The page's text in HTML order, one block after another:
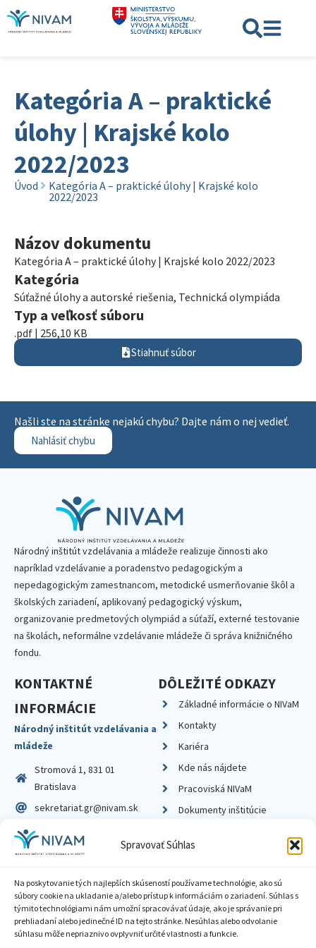
Spravovať Súhlas
Na poskytovanie tých najlepších skúseností používame technológie, ako sú
súbory cookie na ukladanie a/alebo prístup k informáciám o zariadení. Súhlas s
týmito technológiami nám umožní spracovávať údaje, ako je správanie pri
prehliadaní alebo jedinečné ID na tejto stránke. Nesúhlas alebo odvolanie
súhlasu môže nepriaznivo ovplyvniť určité vlastnosti a funkcie.
Kategória A – praktické
úlohy | Krajské kolo
2022/2023
Úvod
Kategória A – praktické úlohy | Krajské kolo
2022/2023
Názov dokumentu
Kategória A – praktické úlohy | Krajské kolo 2022/2023
Kategória
Súťažné úlohy a autorské riešenia, Technická olympiáda
Typ a veľkosť súboru
.pdf | 256,10 KB
Stiahnuť súbor
Našli ste na stránke nejakú chybu? Dajte nám o nej vedieť.
Nahlásiť chybu
Národný inštitút vzdelávania a mládeže realizuje činnosti ako
napríklad vzdelávanie a poradenstvo pedagogickým a
nepedagogickým zamestnancom, metodické usmerňovanie škôl a
školských zariadení, aplikovaný pedagogický výskum,
organizovanie predmetových olympiád a súťaží, externé testovanie
na školách, neformálne vzdelávanie mládeže či správa knižničného
fondu.
KONTAKTNÉ
INFORMÁCIE
Národný inštitút vzdelávania a
mládeže
Stromová 1, 831 01
Bratislava
sekretariat.gr@nivam.sk
IČO: 00164348
DIČ: 2020798714
DÔLEŽITÉ ODKAZY
Základné informácie o NIVaM
Kontakty
Kariéra
Kde nás nájdete
Pracoviská NIVaM
Dokumenty inštitúcie
Zásady ochrany súkromia